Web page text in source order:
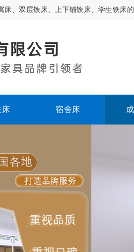
、双层铁床、上下铺铁床、学生铁床的
床 宿舍床